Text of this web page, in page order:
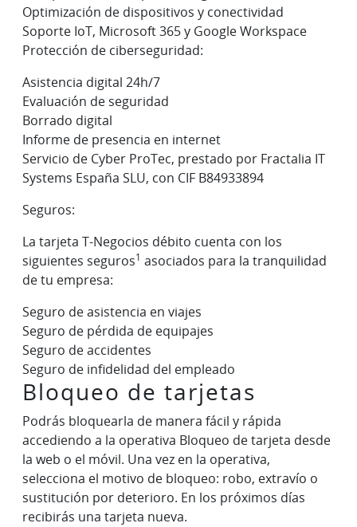
Optimización de dispositivos y conectividad
Soporte IoT, Microsoft 365 y Google Workspace
Protección de ciberseguridad:
Asistencia digital 24h/7
Evaluación de seguridad
Borrado digital
Informe de presencia en internet
Servicio de Cyber ProTec, prestado por Fractalia IT
Systems España SLU, con CIF B84933894
Seguros:
La tarjeta T-Negocios débito cuenta con los
siguientes seguros1 asociados para la tranquilidad
de tu empresa:
Seguro de asistencia en viajes
Seguro de pérdida de equipajes
Seguro de accidentes
Seguro de infidelidad del empleado
Bloqueo de tarjetas
Podrás bloquearla de manera fácil y rápida
accediendo a la operativa Bloqueo de tarjeta desde
la web o el móvil. Una vez en la operativa,
selecciona el motivo de bloqueo: robo, extravío o
sustitución por deterioro. En los próximos días
recibirás una tarjeta nueva.